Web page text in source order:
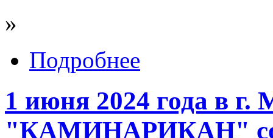
»
Подробнее
1 июня 2024 года в г.
"КАМИНАРИКАН"